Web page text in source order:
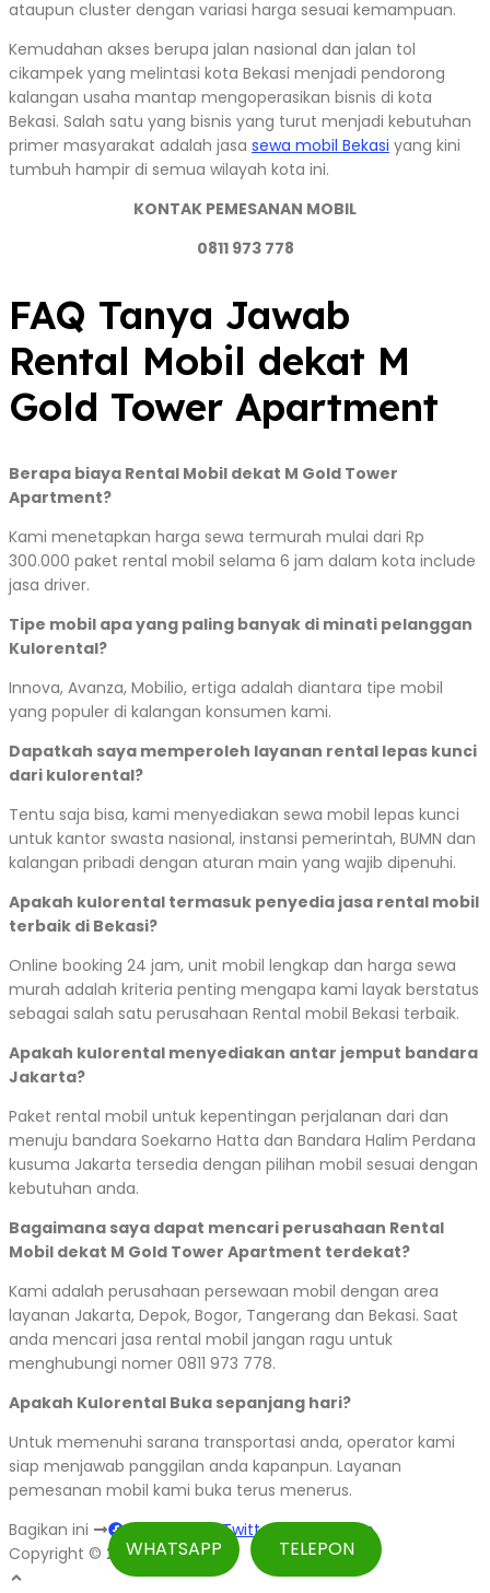
ataupun cluster dengan variasi harga sesuai kemampuan.
Kemudahan akses berupa jalan nasional dan jalan tol
cikampek yang melintasi kota Bekasi menjadi pendorong
kalangan usaha mantap mengoperasikan bisnis di kota
Bekasi. Salah satu yang bisnis yang turut menjadi kebutuhan
primer masyarakat adalah jasa sewa mobil Bekasi yang kini
tumbuh hampir di semua wilayah kota ini.
KONTAK PEMESANAN MOBIL
0811 973 778
FAQ Tanya Jawab
Rental Mobil dekat M
Gold Tower Apartment
Berapa biaya Rental Mobil dekat M Gold Tower
Apartment?
Kami menetapkan harga sewa termurah mulai dari Rp
300.000 paket rental mobil selama 6 jam dalam kota include
jasa driver.
Tipe mobil apa yang paling banyak di minati pelanggan
Kulorental?
Innova, Avanza, Mobilio, ertiga adalah diantara tipe mobil
yang populer di kalangan konsumen kami.
Dapatkah saya memperoleh layanan rental lepas kunci
dari kulorental?
Tentu saja bisa, kami menyediakan sewa mobil lepas kunci
untuk kantor swasta nasional, instansi pemerintah, BUMN dan
kalangan pribadi dengan aturan main yang wajib dipenuhi.
Apakah kulorental termasuk penyedia jasa rental mobil
terbaik di Bekasi?
Online booking 24 jam, unit mobil lengkap dan harga sewa
murah adalah kriteria penting mengapa kami layak berstatus
sebagai salah satu perusahaan Rental mobil Bekasi terbaik.
Apakah kulorental menyediakan antar jemput bandara
Jakarta?
Paket rental mobil untuk kepentingan perjalanan dari dan
menuju bandara Soekarno Hatta dan Bandara Halim Perdana
kusuma Jakarta tersedia dengan pilihan mobil sesuai dengan
kebutuhan anda.
Bagaimana saya dapat mencari perusahaan Rental
Mobil dekat M Gold Tower Apartment terdekat?
Kami adalah perusahaan persewaan mobil dengan area
layanan Jakarta, Depok, Bogor, Tangerang dan Bekasi. Saat
anda mencari jasa rental mobil jangan ragu untuk
menghubungi nomer 0811 973 778.
Apakah Kulorental Buka sepanjang hari?
Untuk memenuhi sarana transportasi anda, operator kami
siap menjawab panggilan anda kapanpun. Layanan
pemesanan mobil kami buka terus menerus.
Bagikan ini
Facebook Twitter
WhatsApp
Copyright © 2026 Kulorental
WHATSAPP TELEPON